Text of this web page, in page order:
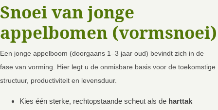
Snoei van jonge
appelbomen (vormsnoei)
Een jonge appelboom (doorgaans 1–3 jaar oud) bevindt zich in de
fase van vorming. Hier legt u de onmisbare basis voor de toekomstige
structuur, productiviteit en levensduur.
Kies één sterke, rechtopstaande scheut als de harttak